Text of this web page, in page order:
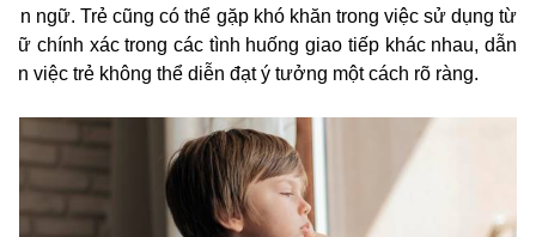
ngữ. Trẻ cũng có thể gặp khó khăn trong việc sử dụng từ
chính xác trong các tình huống giao tiếp khác nhau, dẫn
việc trẻ không thể diễn đạt ý tưởng một cách rõ ràng.